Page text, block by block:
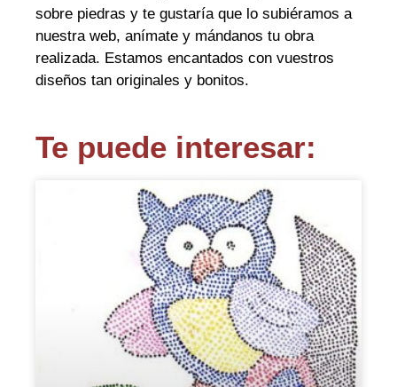
sobre piedras y te gustaría que lo subiéramos a
nuestra web, anímate y mándanos tu obra
realizada. Estamos encantados con vuestros
diseños tan originales y bonitos.
Te puede interesar: